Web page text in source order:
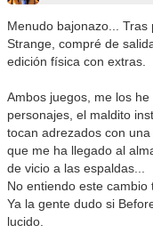
Menudo bajonazo...
Strange, compré de
edición física con extras.
Ambos juegos, me los
personajes, el maldito
tocan adrezados con
que me ha llegado al
de vicio a las espaldas...
No entiendo este cambio
Ya la gente dudo si
lucido.